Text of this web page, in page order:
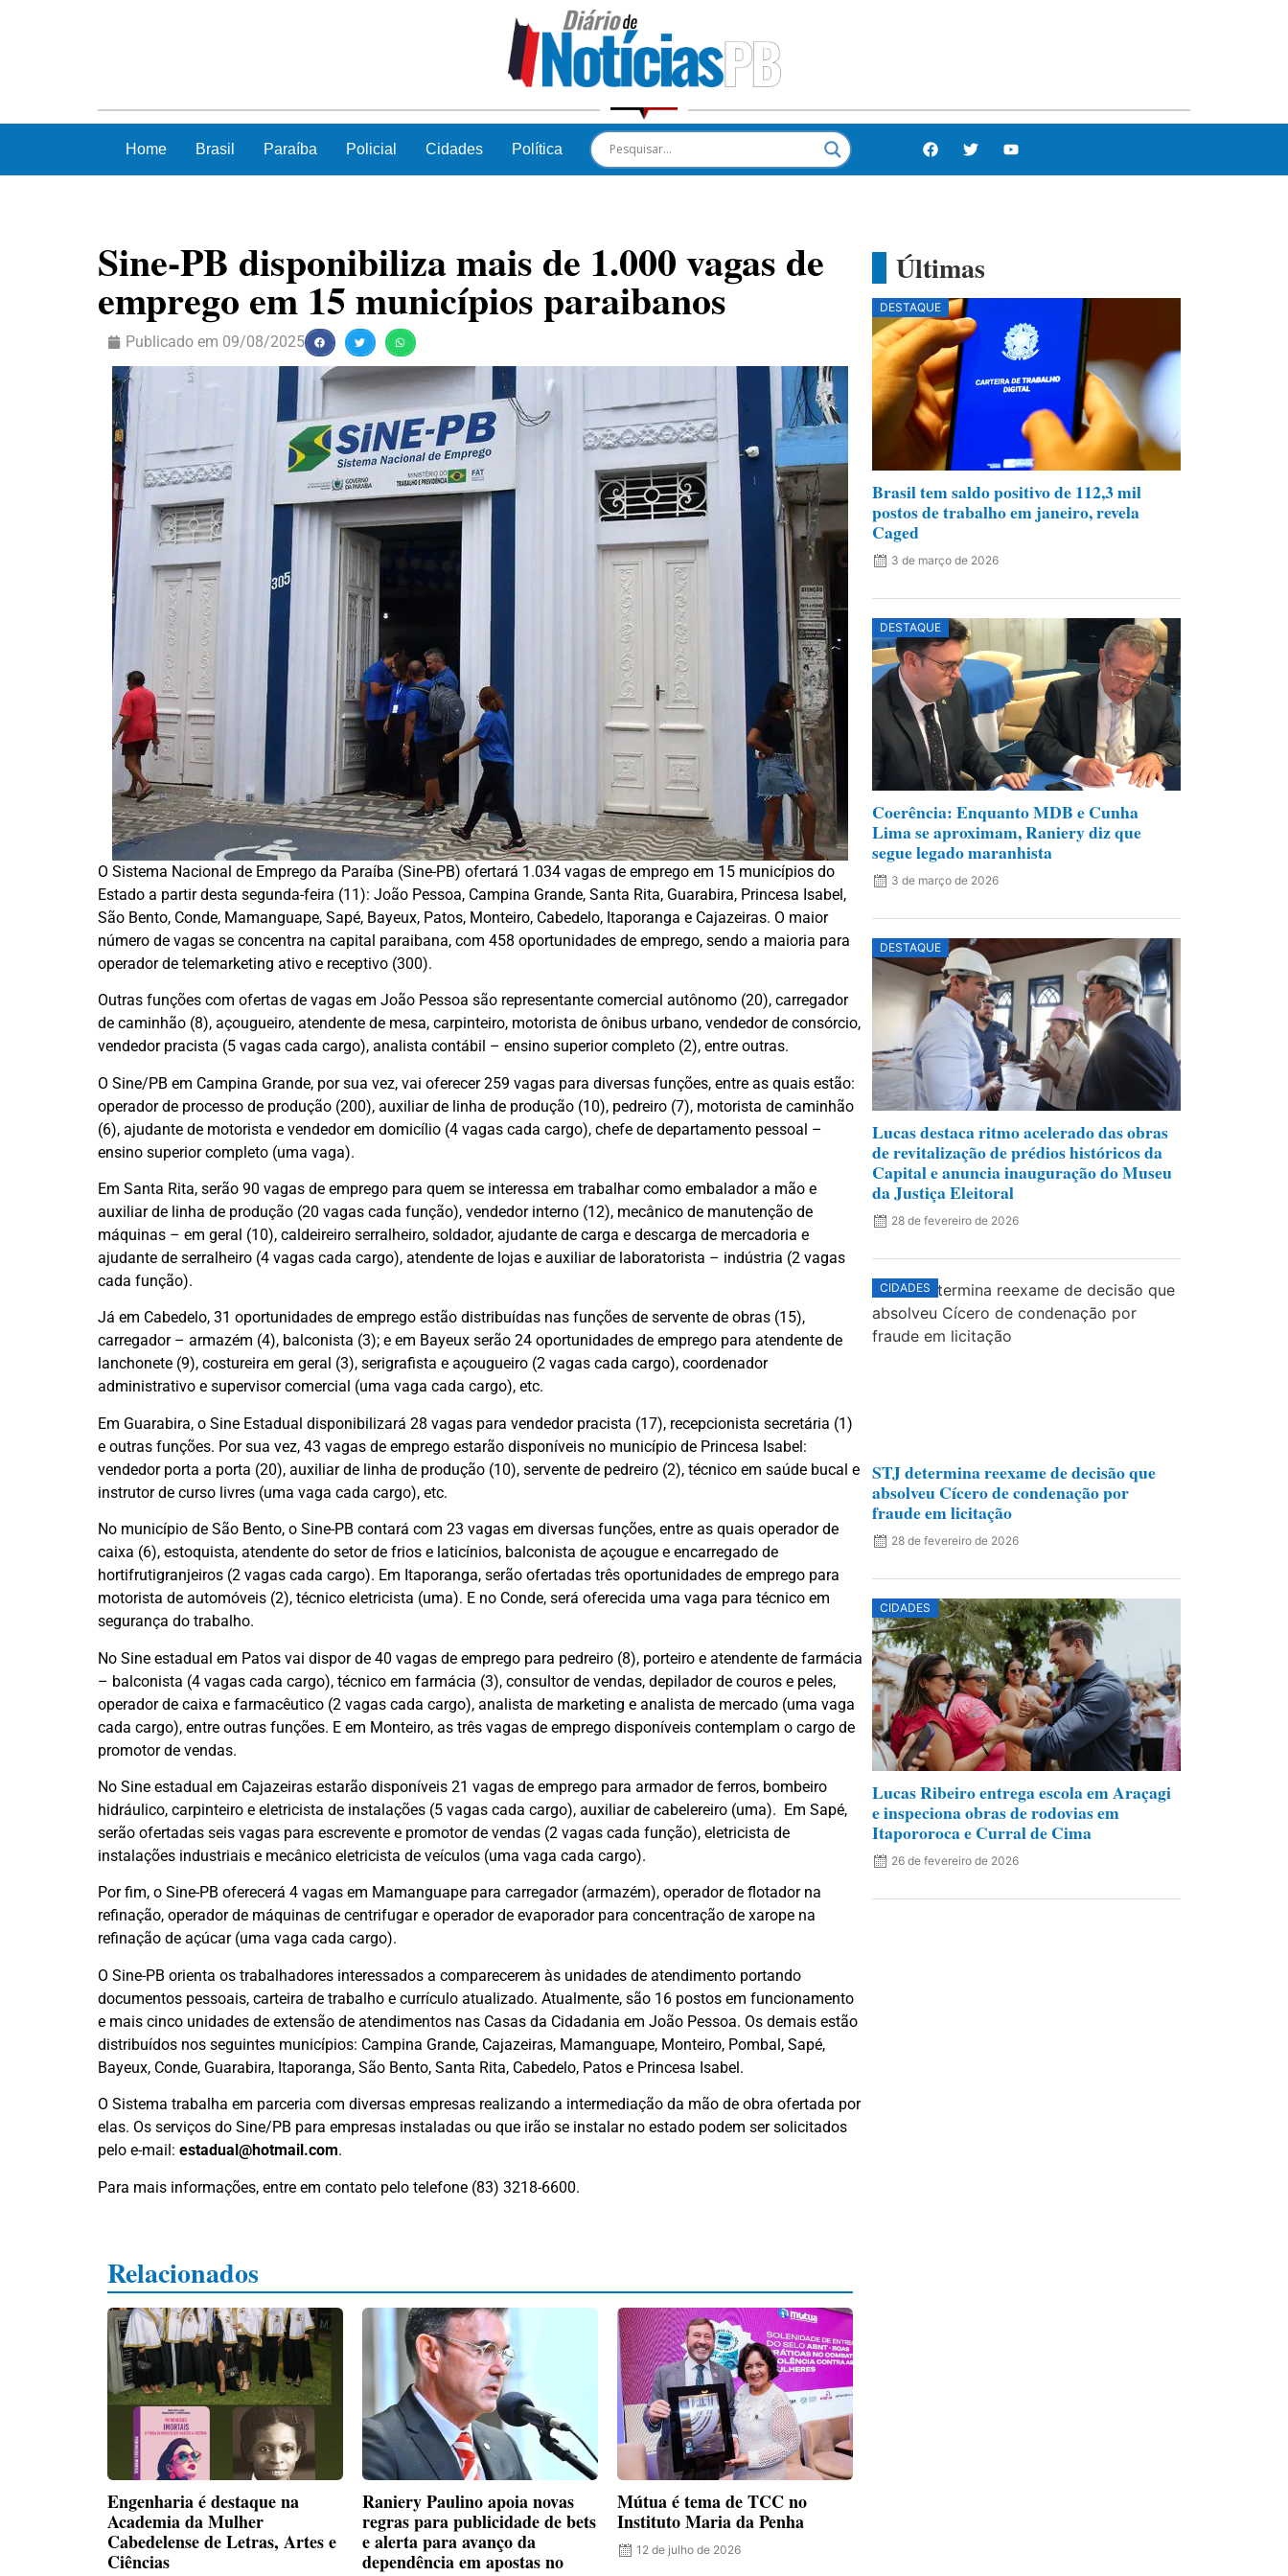
Home Brasil Paraíba Policial Cidades Política
Sine-PB disponibiliza mais de 1.000 vagas de
emprego em 15 municípios paraibanos
Publicado em 09/08/2025
O Sistema Nacional de Emprego da Paraíba (Sine-PB) ofertará 1.034 vagas de emprego em 15 municípios do
Estado a partir desta segunda-feira (11): João Pessoa, Campina Grande, Santa Rita, Guarabira, Princesa Isabel,
São Bento, Conde, Mamanguape, Sapé, Bayeux, Patos, Monteiro, Cabedelo, Itaporanga e Cajazeiras. O maior
número de vagas se concentra na capital paraibana, com 458 oportunidades de emprego, sendo a maioria para
operador de telemarketing ativo e receptivo (300).
Outras funções com ofertas de vagas em João Pessoa são representante comercial autônomo (20), carregador
de caminhão (8), açougueiro, atendente de mesa, carpinteiro, motorista de ônibus urbano, vendedor de consórcio,
vendedor pracista (5 vagas cada cargo), analista contábil – ensino superior completo (2), entre outras.
O Sine/PB em Campina Grande, por sua vez, vai oferecer 259 vagas para diversas funções, entre as quais estão:
operador de processo de produção (200), auxiliar de linha de produção (10), pedreiro (7), motorista de caminhão
(6), ajudante de motorista e vendedor em domicílio (4 vagas cada cargo), chefe de departamento pessoal –
ensino superior completo (uma vaga).
Em Santa Rita, serão 90 vagas de emprego para quem se interessa em trabalhar como embalador a mão e
auxiliar de linha de produção (20 vagas cada função), vendedor interno (12), mecânico de manutenção de
máquinas – em geral (10), caldeireiro serralheiro, soldador, ajudante de carga e descarga de mercadoria e
ajudante de serralheiro (4 vagas cada cargo), atendente de lojas e auxiliar de laboratorista – indústria (2 vagas
cada função).
Já em Cabedelo, 31 oportunidades de emprego estão distribuídas nas funções de servente de obras (15),
carregador – armazém (4), balconista (3); e em Bayeux serão 24 oportunidades de emprego para atendente de
lanchonete (9), costureira em geral (3), serigrafista e açougueiro (2 vagas cada cargo), coordenador
administrativo e supervisor comercial (uma vaga cada cargo), etc.
Em Guarabira, o Sine Estadual disponibilizará 28 vagas para vendedor pracista (17), recepcionista secretária (1)
e outras funções. Por sua vez, 43 vagas de emprego estarão disponíveis no município de Princesa Isabel:
vendedor porta a porta (20), auxiliar de linha de produção (10), servente de pedreiro (2), técnico em saúde bucal e
instrutor de curso livres (uma vaga cada cargo), etc.
No município de São Bento, o Sine-PB contará com 23 vagas em diversas funções, entre as quais operador de
caixa (6), estoquista, atendente do setor de frios e laticínios, balconista de açougue e encarregado de
hortifrutigranjeiros (2 vagas cada cargo). Em Itaporanga, serão ofertadas três oportunidades de emprego para
motorista de automóveis (2), técnico eletricista (uma). E no Conde, será oferecida uma vaga para técnico em
segurança do trabalho.
No Sine estadual em Patos vai dispor de 40 vagas de emprego para pedreiro (8), porteiro e atendente de farmácia
– balconista (4 vagas cada cargo), técnico em farmácia (3), consultor de vendas, depilador de couros e peles,
operador de caixa e farmacêutico (2 vagas cada cargo), analista de marketing e analista de mercado (uma vaga
cada cargo), entre outras funções. E em Monteiro, as três vagas de emprego disponíveis contemplam o cargo de
promotor de vendas.
No Sine estadual em Cajazeiras estarão disponíveis 21 vagas de emprego para armador de ferros, bombeiro
hidráulico, carpinteiro e eletricista de instalações (5 vagas cada cargo), auxiliar de cabelereiro (uma). Em Sapé,
serão ofertadas seis vagas para escrevente e promotor de vendas (2 vagas cada função), eletricista de
instalações industriais e mecânico eletricista de veículos (uma vaga cada cargo).
Por fim, o Sine-PB oferecerá 4 vagas em Mamanguape para carregador (armazém), operador de flotador na
refinação, operador de máquinas de centrifugar e operador de evaporador para concentração de xarope na
refinação de açúcar (uma vaga cada cargo).
O Sine-PB orienta os trabalhadores interessados a comparecerem às unidades de atendimento portando
documentos pessoais, carteira de trabalho e currículo atualizado. Atualmente, são 16 postos em funcionamento
e mais cinco unidades de extensão de atendimentos nas Casas da Cidadania em João Pessoa. Os demais estão
distribuídos nos seguintes municípios: Campina Grande, Cajazeiras, Mamanguape, Monteiro, Pombal, Sapé,
Bayeux, Conde, Guarabira, Itaporanga, São Bento, Santa Rita, Cabedelo, Patos e Princesa Isabel.
O Sistema trabalha em parceria com diversas empresas realizando a intermediação da mão de obra ofertada por
elas. Os serviços do Sine/PB para empresas instaladas ou que irão se instalar no estado podem ser solicitados
pelo e-mail: estadual@hotmail.com.
Para mais informações, entre em contato pelo telefone (83) 3218-6600.
Relacionados
Engenharia é destaque na
Academia da Mulher
Cabedelense de Letras, Artes e
Ciências
Raniery Paulino apoia novas
regras para publicidade de bets
e alerta para avanço da
dependência em apostas no
Mútua é tema de TCC no
Instituto Maria da Penha
12 de julho de 2026
Últimas
DESTAQUE
Brasil tem saldo positivo de 112,3 mil
postos de trabalho em janeiro, revela
Caged
3 de março de 2026
DESTAQUE
Coerência: Enquanto MDB e Cunha
Lima se aproximam, Raniery diz que
segue legado maranhista
3 de março de 2026
DESTAQUE
Lucas destaca ritmo acelerado das obras
de revitalização de prédios históricos da
Capital e anuncia inauguração do Museu
da Justiça Eleitoral
28 de fevereiro de 2026
CIDADES
STJ determina reexame de decisão que
absolveu Cícero de condenação por
fraude em licitação
28 de fevereiro de 2026
CIDADES
Lucas Ribeiro entrega escola em Araçagi
e inspeciona obras de rodovias em
Itapororoca e Curral de Cima
26 de fevereiro de 2026